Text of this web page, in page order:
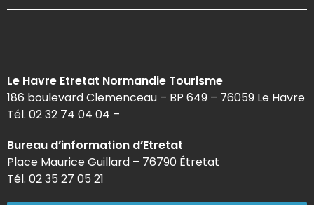
Le Havre Etretat Normandie Tourisme
186 boulevard Clemenceau – BP 649 – 76059 Le Havre
Tél. 02 32 74 04 04 –
Bureau d’information d’Etretat
Place Maurice Guillard – 76790 Étretat
Tél. 02 35 27 05 21